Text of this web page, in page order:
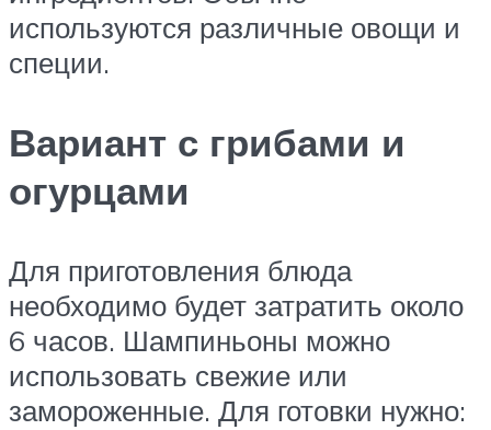
используются различные овощи и
специи.
Вариант с грибами и
огурцами
Для приготовления блюда
необходимо будет затратить около
6 часов. Шампиньоны можно
использовать свежие или
замороженные. Для готовки нужно: